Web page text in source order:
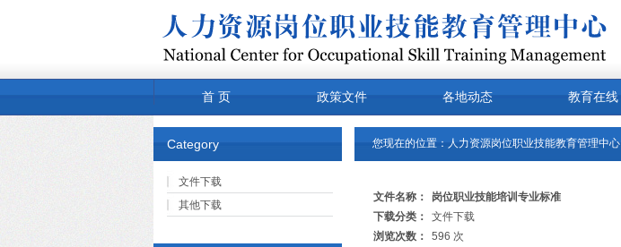
首 页 政策文件 各地动态 教育在线
您现在的位置： 人力资源岗位职业技能教育管理中心
Category
文件下载
其他下载
文件名称：
岗位职业技能培训专业标准
下载分类：
文件下载
浏览次数：
596 次